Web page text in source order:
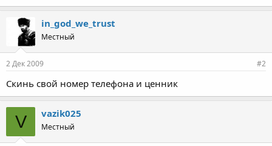
in_god_we_trust
Местный
2 Дек 2009 #2
Скинь свой номер телефона и ценник
V vazik025
Местный